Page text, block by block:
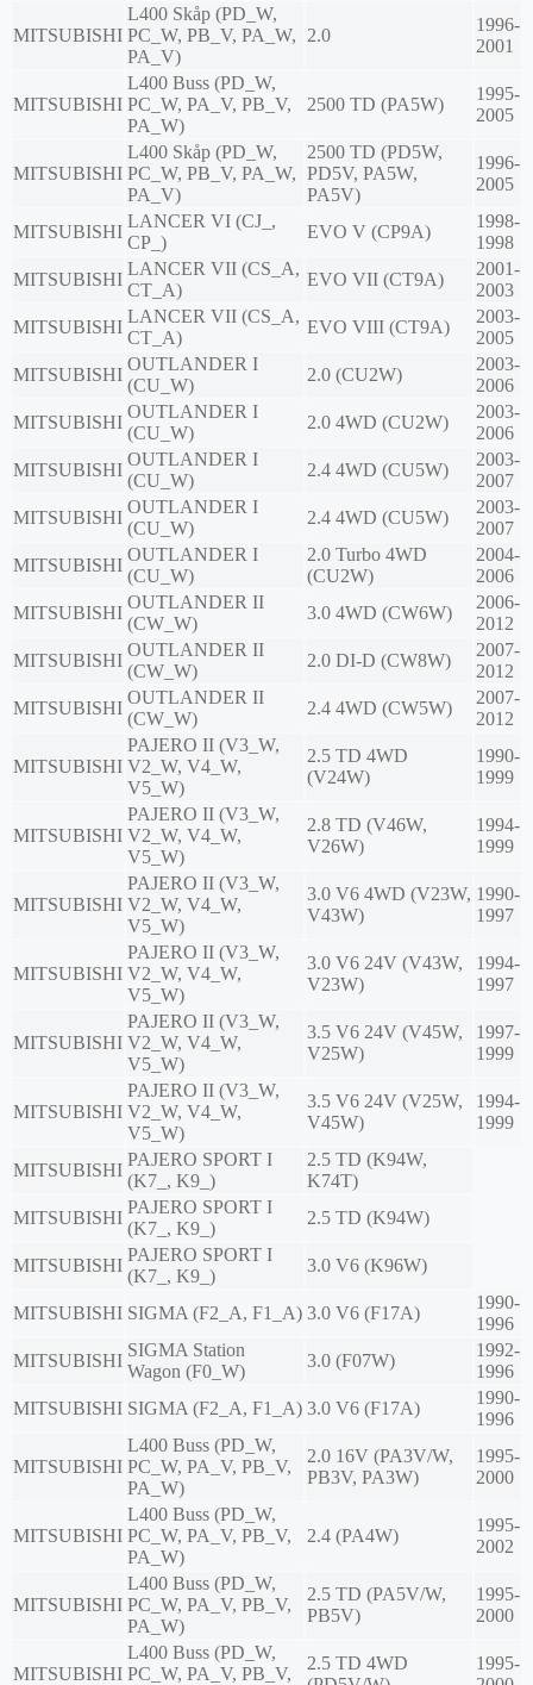
MITSUBISHI
L400 Skåp (PD_W,
PC_W, PB_V, PA_W,
PA_V)
2.0
1996-
2001
MITSUBISHI
L400 Buss (PD_W,
PC_W, PA_V, PB_V,
PA_W)
2500 TD (PA5W)
1995-
2005
MITSUBISHI
L400 Skåp (PD_W,
PC_W, PB_V, PA_W,
PA_V)
2500 TD (PD5W,
PD5V, PA5W,
PA5V)
1996-
2005
MITSUBISHI
LANCER VI (CJ_,
CP_)
EVO V (CP9A)
1998-
1998
MITSUBISHI
LANCER VII (CS_A,
CT_A)
EVO VII (CT9A)
2001-
2003
MITSUBISHI
LANCER VII (CS_A,
CT_A)
EVO VIII (CT9A)
2003-
2005
MITSUBISHI
OUTLANDER I
(CU_W)
2.0 (CU2W)
2003-
2006
MITSUBISHI
OUTLANDER I
(CU_W)
2.0 4WD (CU2W)
2003-
2006
MITSUBISHI
OUTLANDER I
(CU_W)
2.4 4WD (CU5W)
2003-
2007
MITSUBISHI
OUTLANDER I
(CU_W)
2.4 4WD (CU5W)
2003-
2007
MITSUBISHI
OUTLANDER I
(CU_W)
2.0 Turbo 4WD
(CU2W)
2004-
2006
MITSUBISHI
OUTLANDER II
(CW_W)
3.0 4WD (CW6W)
2006-
2012
MITSUBISHI
OUTLANDER II
(CW_W)
2.0 DI-D (CW8W)
2007-
2012
MITSUBISHI
OUTLANDER II
(CW_W)
2.4 4WD (CW5W)
2007-
2012
MITSUBISHI
PAJERO II (V3_W,
V2_W, V4_W,
V5_W)
2.5 TD 4WD
(V24W)
1990-
1999
MITSUBISHI
PAJERO II (V3_W,
V2_W, V4_W,
V5_W)
2.8 TD (V46W,
V26W)
1994-
1999
MITSUBISHI
PAJERO II (V3_W,
V2_W, V4_W,
V5_W)
3.0 V6 4WD (V23W,
V43W)
1990-
1997
MITSUBISHI
PAJERO II (V3_W,
V2_W, V4_W,
V5_W)
3.0 V6 24V (V43W,
V23W)
1994-
1997
MITSUBISHI
PAJERO II (V3_W,
V2_W, V4_W,
V5_W)
3.5 V6 24V (V45W,
V25W)
1997-
1999
MITSUBISHI
PAJERO II (V3_W,
V2_W, V4_W,
V5_W)
3.5 V6 24V (V25W,
V45W)
1994-
1999
MITSUBISHI
PAJERO SPORT I
(K7_, K9_)
2.5 TD (K94W,
K74T)
MITSUBISHI
PAJERO SPORT I
(K7_, K9_)
2.5 TD (K94W)
MITSUBISHI
PAJERO SPORT I
(K7_, K9_)
3.0 V6 (K96W)
MITSUBISHI SIGMA (F2_A, F1_A) 3.0 V6 (F17A)
1990-
1996
MITSUBISHI
SIGMA Station
Wagon (F0_W)
3.0 (F07W)
1992-
1996
MITSUBISHI SIGMA (F2_A, F1_A) 3.0 V6 (F17A)
1990-
1996
MITSUBISHI
L400 Buss (PD_W,
PC_W, PA_V, PB_V,
PA_W)
2.0 16V (PA3V/W,
PB3V, PA3W)
1995-
2000
MITSUBISHI
L400 Buss (PD_W,
PC_W, PA_V, PB_V,
PA_W)
2.4 (PA4W)
1995-
2002
MITSUBISHI
L400 Buss (PD_W,
PC_W, PA_V, PB_V,
PA_W)
2.5 TD (PA5V/W,
PB5V)
1995-
2000
MITSUBISHI
L400 Buss (PD_W,
PC_W, PA_V, PB_V,
2.5 TD 4WD
1995-